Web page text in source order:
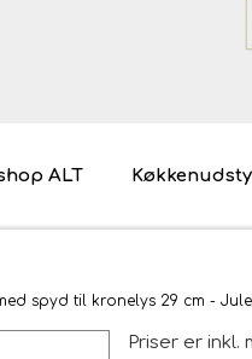
ALT
30 kr. Brugt/
spyd til kronelys 29 cm -
Priser er inkl.